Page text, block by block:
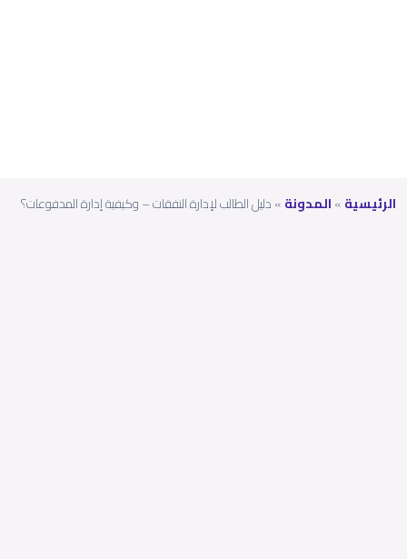
الرئيسية»المدونة»دليل الطالب لإدارة النفقات – وكيفية إدارة المدفوعات؟